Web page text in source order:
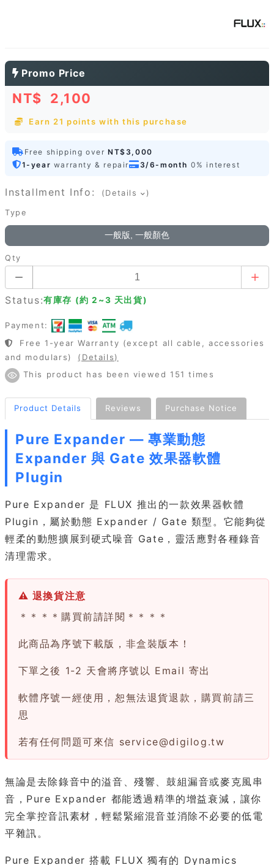
Promo Price
NT$ 2,100
Earn 21 points with this purchase
Free shipping overNT$3,000
1-year warranty & repair 3/6-month 0% interest
Installment Info: (Details )
Type
一般版, 一般顏色
Qty
Status:有庫存 (約 2~3 天出貨)
Payment:
Free 1-year Warranty (except all cable, accessories
and modulars)
(Details)
This product has been viewed 151 times
Product Details Reviews Purchase Notice
Pure Expander — 專業動態
Expander 與 Gate 效果器軟體
Plugin
Pure Expander 是 FLUX 推出的一款效果器軟體
Plugin，屬於動態 Expander / Gate 類型。它能夠從
輕柔的動態擴展到硬式噪音 Gate，靈活應對各種錄音
清理需求。
⚠ 退換貨注意
＊＊＊＊購買前請詳閱＊＊＊＊
此商品為序號下載版，非盒裝版本！
下單之後 1-2 天會將序號以 Email 寄出
軟體序號一經使用，恕無法退貨退款，購買前請三
思
若有任何問題可來信 service@digilog.tw
無論是去除錄音中的溢音、殘響、鼓組漏音或麥克風串
音，Pure Expander 都能透過精準的增益衰減，讓你
完全掌控音訊素材，輕鬆緊縮混音並消除不必要的低電
平雜訊。
Pure Expander 搭載 FLUX 獨有的 Dynamics